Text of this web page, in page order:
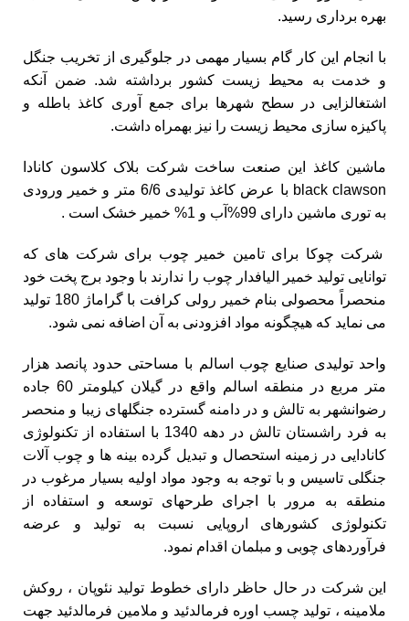
بهره برداری رسید.
با انجام این کار گام بسیار مهمی در جلوگیری از تخریب جنگل
و خدمت به محیط زیست کشور برداشته شد. ضمن آنکه
اشتغالزایی در سطح شهرها برای جمع آوری کاغذ باطله و
پاکیزه سازی محیط زیست را نیز بهمراه داشت.
ماشین کاغذ این صنعت ساخت شرکت بلاک کلاسون کانادا
black clawson با عرض کاغذ تولیدی 6/6 متر و خمیر ورودی
به توری ماشین دارای 99%آب و 1% خمیر خشک است .
شرکت چوکا برای تامین خمیر چوب برای شرکت های که
توانایی تولید خمیر الیافدار چوب را ندارند با وجود برج پخت خود
منحصراً محصولی بنام خمیر رولی کرافت با گراماژ 180 تولید
می نماید که هیچگونه مواد افزودنی به آن اضافه نمی شود.
واحد تولیدی صنایع چوب اسالم با مساحتی حدود پانصد هزار
متر مربع در منطقه اسالم واقع در گیلان کیلومتر 60 جاده
رضوانشهر به تالش و در دامنه گسترده جنگلهای زیبا و منحصر
به فرد راشستان تالش در دهه 1340 با استفاده از تکنولوژی
کانادایی در زمینه استحصال و تبدیل گرده بینه ها و چوب آلات
جنگلی تاسیس و با توجه به وجود مواد اولیه بسیار مرغوب در
منطقه به مرور با اجرای طرحهای توسعه و استفاده از
تکنولوژی کشورهای اروپایی نسبت به تولید و عرضه
فرآوردهای چوبی و مبلمان اقدام نمود.
این شرکت در حال حاظر دارای خطوط تولید نئوپان ، روکش
ملامینه ، تولید چسب اوره فرمالدئید و ملامین فرمالدئید جهت